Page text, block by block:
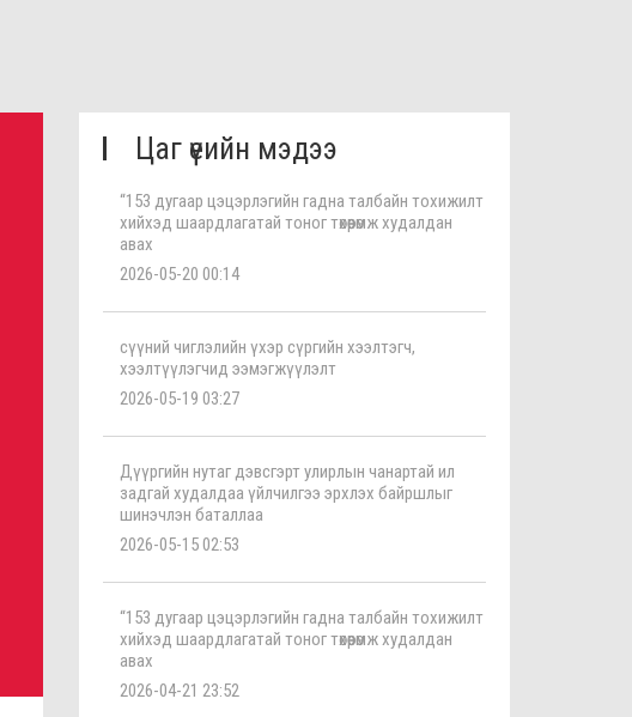
Цаг үеийн мэдээ
“153 дугаар цэцэрлэгийн гадна талбайн тохижилт
хийхэд шаардлагатай тоног төхөөрөмж худалдан
авах
2026-05-20 00:14
сүүний чиглэлийн үхэр сүргийн хээлтэгч,
хээлтүүлэгчид ээмэгжүүлэлт
2026-05-19 03:27
Дүүргийн нутаг дэвсгэрт улирлын чанартай ил
задгай худалдаа үйлчилгээ эрхлэх байршлыг
шинэчлэн баталлаа
2026-05-15 02:53
“153 дугаар цэцэрлэгийн гадна талбайн тохижилт
хийхэд шаардлагатай тоног төхөөрөмж худалдан
авах
2026-04-21 23:52